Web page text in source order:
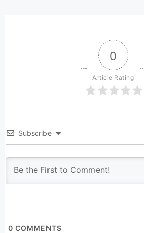
0
Article Rating
Subscribe
0 COMMENTS